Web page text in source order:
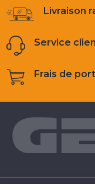
Livraison
Service
Frais de